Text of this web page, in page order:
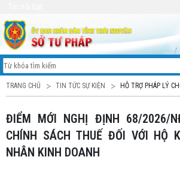
TRANG CHỦ TIN TỨC SỰ KIỆN HỖ TRỢ PHÁP LÝ
ĐIỂM MỚI NGHỊ ĐỊNH 68/2026/NĐ-CP: THAY ĐỔI
CHÍNH SÁCH THUẾ ĐỐI VỚI HỘ
NHÂN KINH DOANH